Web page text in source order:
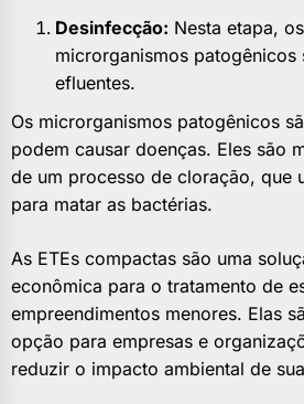
Desinfecção: Nesta etapa, os
microrganismos patogênicos
efluentes.
Os microrganismos patogênicos
podem causar doenças. Eles são
de um processo de cloração, que
para matar as bactérias.
As ETEs compactas são uma
econômica para o tratamento de
empreendimentos menores. Elas
opção para empresas e
reduzir o impacto ambiental de